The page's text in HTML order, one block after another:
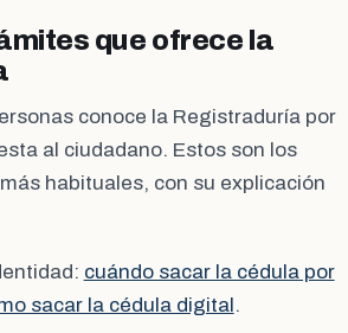
que ofrece la
conoce la Registraduría por
al ciudadano. Estos son los
habituales, con su explicación
cuándo sacar la cédula por
sacar la cédula digital.